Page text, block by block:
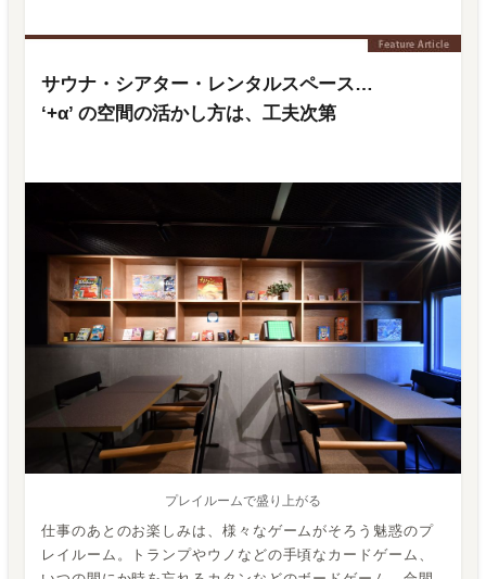
サウナ・シアター・レンタルスペース…
‘+α’ の空間の活かし方は、工夫次第
プレイルームで盛り上がる
仕事のあとのお楽しみは、様々なゲームがそろう魅惑のプ
レイルーム。トランプやウノなどの手頃なカードゲーム、